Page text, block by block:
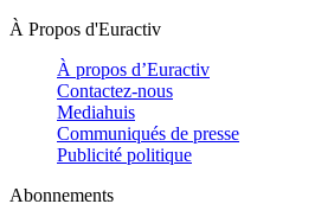
À Propos d'Euractiv
À propos d’Euractiv
Contactez-nous
Mediahuis
Communiqués de presse
Publicité politique
Abonnements